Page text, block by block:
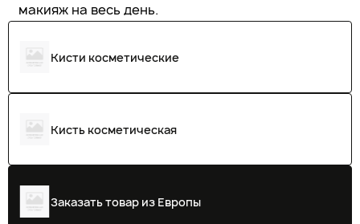
макияж на весь день.
Кисти косметические
Кисть косметическая
Заказать товар из Европы